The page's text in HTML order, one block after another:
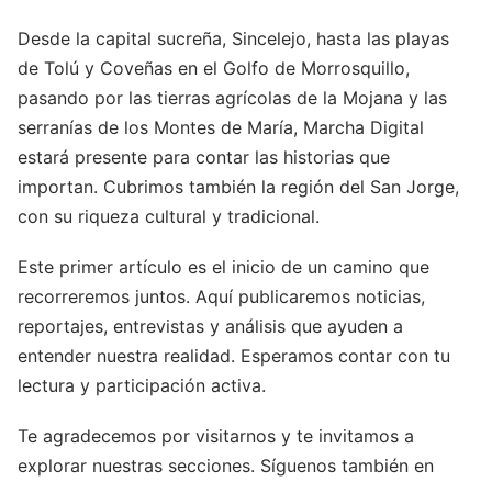
Desde la capital sucreña, Sincelejo, hasta las playas
de Tolú y Coveñas en el Golfo de Morrosquillo,
pasando por las tierras agrícolas de la Mojana y las
serranías de los Montes de María, Marcha Digital
estará presente para contar las historias que
importan. Cubrimos también la región del San Jorge,
con su riqueza cultural y tradicional.
Este primer artículo es el inicio de un camino que
recorreremos juntos. Aquí publicaremos noticias,
reportajes, entrevistas y análisis que ayuden a
entender nuestra realidad. Esperamos contar con tu
lectura y participación activa.
Te agradecemos por visitarnos y te invitamos a
explorar nuestras secciones. Síguenos también en